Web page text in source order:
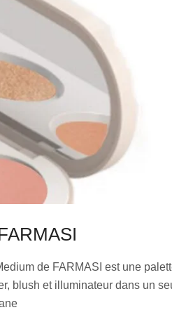
de FARMASI est une
blush et illuminateur dans un